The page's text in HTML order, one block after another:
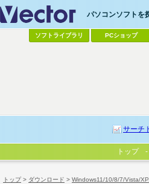
トップ> ダウンロード > Windows11/10/8/7/Vista/
パソコンソフトを
ソフトライブラリ PCショップ
サーチ
トップ